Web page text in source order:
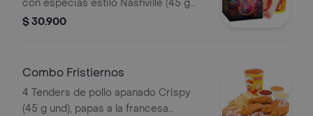
con especias estilo Nashville (45 g
und), sirope de miel picante, papas a
$ 30.900
Combo Fristiernos
4 Tenders de pollo apanado Crispy
(45 g und), papas a la francesa